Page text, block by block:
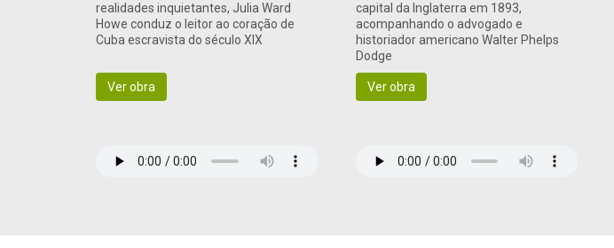
realidades inquietantes, Julia Ward
Howe conduz o leitor ao coração de
Cuba escravista do século XIX
Ver obra
capital da Inglaterra em 1893,
acompanhando o advogado e
historiador americano Walter Phelps
Dodge
Ver obra